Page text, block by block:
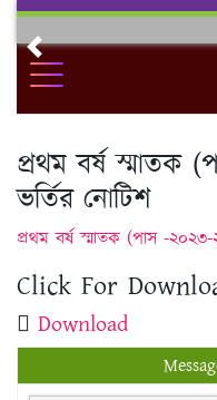
Skip
contentPrevious
প্রথম বর্ষ স্মাতক
ভর্তির নোটিশ
প্রথম বর্ষ স্মাতক (পাস -২০২৩-
Click For
Download